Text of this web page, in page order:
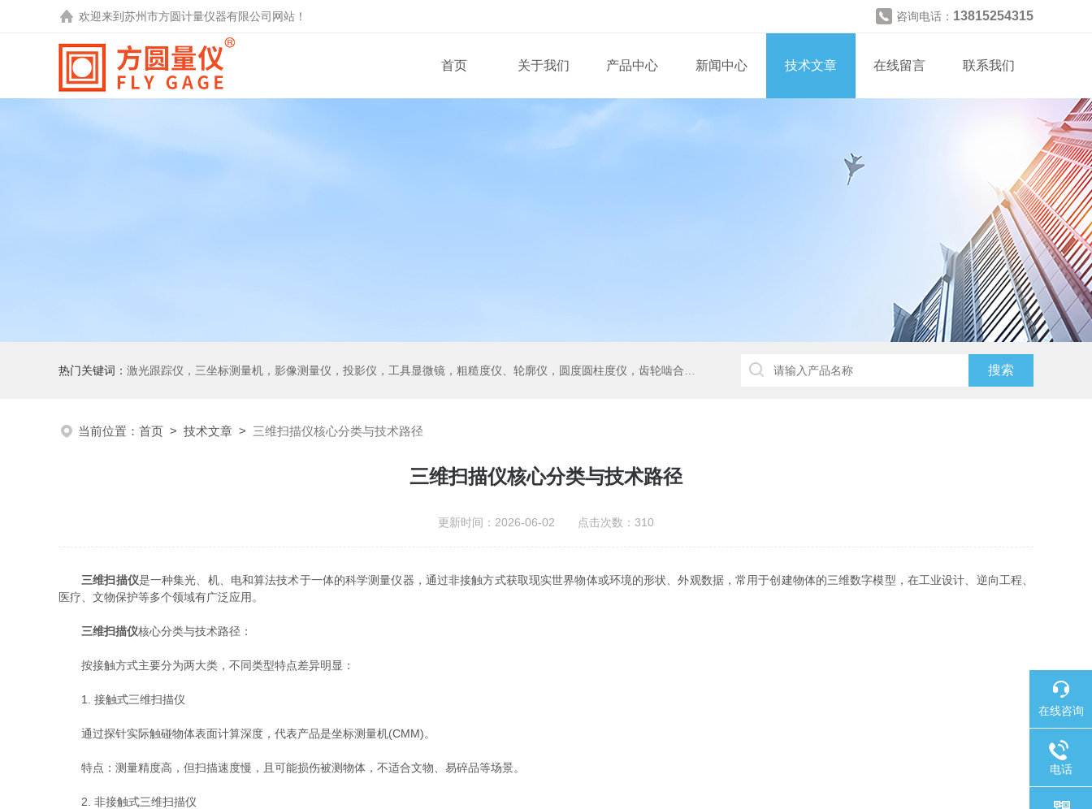
欢迎来到 苏州市方圆计量仪器有限公司 网站！ 咨询电话： 13815254315
首页 关于我们 产品中心 新闻中心 技术文章 在线留言 联系我们
热门关键词： 激光跟踪仪，三坐标测量机，影像测量仪，投影仪，工具显微镜，粗糙度仪、轮廓仪，圆度圆柱度仪，齿轮啮合仪，齿轮检测中心，测高仪，测长仪，激光测径仪，气动量仪，通用量具，硬度计，光谱分析仪，万能试验机，金相设备，内窥镜，无损检测，环境试验，表面涂装检测等精密仪器
当前位置： 首页 > 技术文章 > 三维扫描仪核心分类与技术路径
三维扫描仪核心分类与技术路径
更新时间：2026-06-02 点击次数：310
三维扫描仪是一种集光、机、电和算法技术于一体的科学测量仪器，通过非接触方式获取现实世界物体或环境的形状、外观数据，常用于创建物体的三维数字模型，在工业设计、逆向工程、
医疗、文物保护等多个领域有广泛应用。
三维扫描仪核心分类与技术路径：
按接触方式主要分为两大类，不同类型特点差异明显：
1. 接触式三维扫描仪
通过探针实际触碰物体表面计算深度，代表产品是坐标测量机(CMM)。
‌特点‌：测量精度高，但扫描速度慢，且可能损伤被测物体，不适合文物、易碎品等场景。
2. 非接触式三维扫描仪
在线咨询
电话